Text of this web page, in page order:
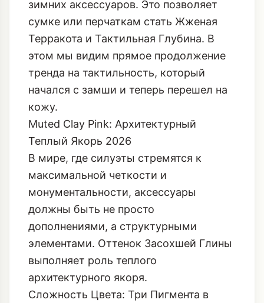
зимних аксессуаров. Это позволяет
сумке или перчаткам стать Жженая
Терракота и Тактильная Глубина. В
этом мы видим прямое продолжение
тренда на тактильность, который
начался с замши и теперь перешел на
кожу.
Muted Clay Pink: Архитектурный
Теплый Якорь 2026
В мире, где силуэты стремятся к
максимальной четкости и
монументальности, аксессуары
должны быть не просто
дополнениями, а структурными
элементами. Оттенок Засохшей Глины
выполняет роль теплого
архитектурного якоря.
Сложность Цвета: Три Пигмента в